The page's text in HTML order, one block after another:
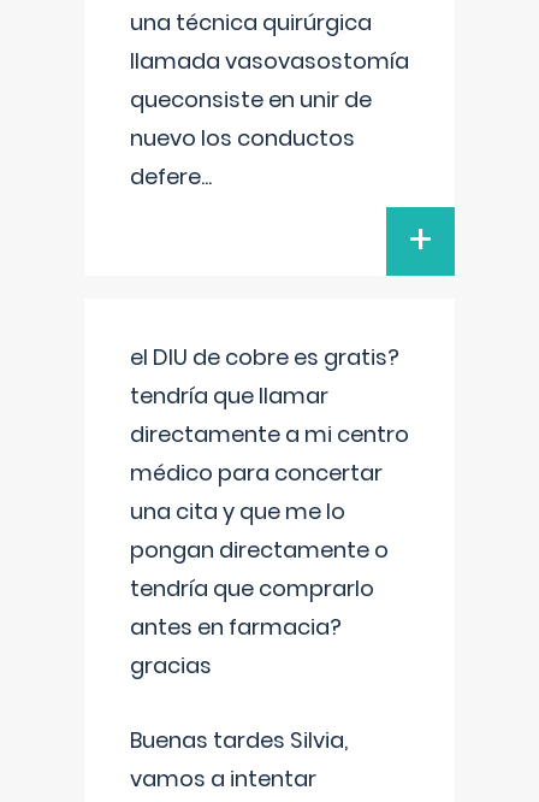
una técnica quirúrgica
llamada vasovasostomía
queconsiste en unir de
nuevo los conductos
defere...
+
el DIU de cobre es gratis?
tendría que llamar
directamente a mi centro
médico para concertar
una cita y que me lo
pongan directamente o
tendría que comprarlo
antes en farmacia?
gracias
Buenas tardes Silvia,
vamos a intentar